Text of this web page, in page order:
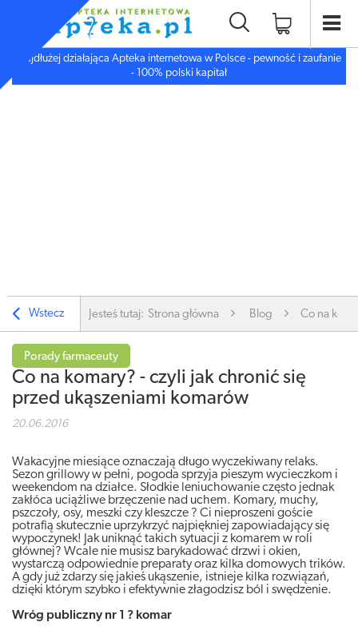
Najdłużej działająca Apteka internetowa w Polsce - pewność i zaufanie
- 100% polski kapitał
Wstecz Jesteś tutaj: Strona główna Blog Co na
Co na komary? - czyli jak chronić się
przed ukąszeniami komarów
20.06.2016
Porady farmaceuty
Wakacyjne miesiące oznaczają długo wyczekiwany relaks.
Sezon grillowy w pełni, pogoda sprzyja pieszym wycieczkom i
weekendom na działce. Słodkie leniuchowanie często jednak
zakłóca uciążliwe brzęczenie nad uchem. Komary, muchy,
pszczoły, osy, meszki czy kleszcze ? Ci nieproszeni goście
potrafią skutecznie uprzykrzyć najpiękniej zapowiadający się
wypoczynek! Jak uniknąć takich sytuacji z komarem w roli
głównej? Wcale nie musisz barykadować drzwi i okien,
wystarczą odpowiednie preparaty oraz kilka domowych trików.
A gdy już zdarzy się jakieś ukąszenie, istnieje kilka rozwiązań,
dzięki którym szybko i efektywnie złagodzisz ból i swędzenie.
Wróg publiczny nr 1 ? komar